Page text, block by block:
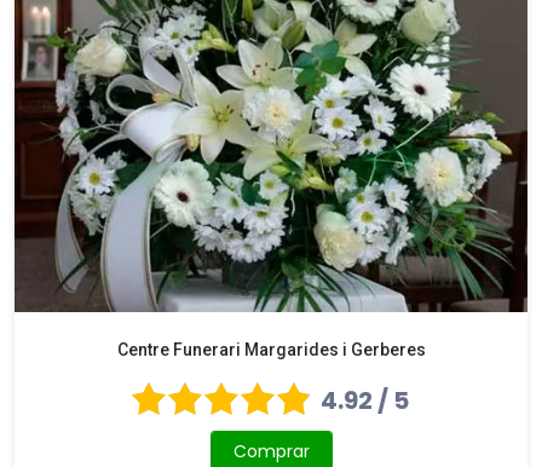
Centre Funerari Margarides i Gerberes
4.92 / 5
Comprar